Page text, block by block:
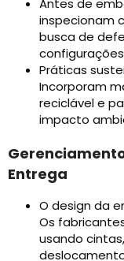
Antes de
inspecionam
busca de
Práticas
Incorporam
reciclável e
impacto
Entrega
O design da
Os
usando